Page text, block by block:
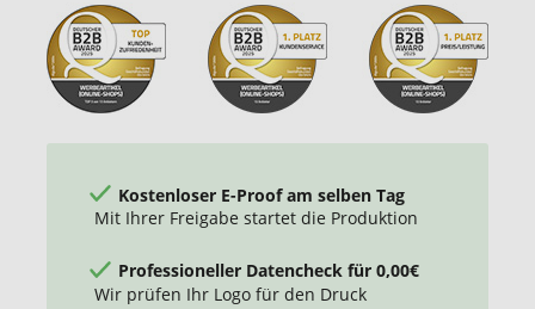
Kostenloser E-Proof am selben Tag
Mit Ihrer Freigabe startet die Produktion
Professioneller Datencheck für 0,00€
Wir prüfen Ihr Logo für den Druck